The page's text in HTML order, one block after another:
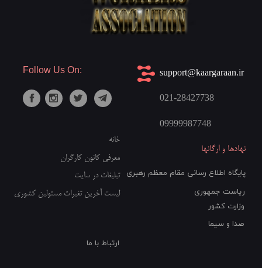
021-28427738
09999987748​​​​​​​
​support@kaargaraan.ir
ارتباط با ما
خانه
معرفی کانون کارگران
تبلیغات در سایت
لیست آخرین تغیرات مسئولین کشوری
نهادها و ارگانها
پایگاه اطلاع رسانی مقام معظم رهبری
ریاست جمهوری
صدا و سیما
وزارت کشور
Follow Us On: